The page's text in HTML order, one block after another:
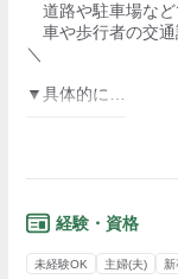
【服装について】
■制服貸与あり
#入社祝い金が12万
#まもなくキレイな
ご応募お待ちして
道路や駐車場など
車や歩行者の交
＼
▼具体的に…
""お足元気をつけて
ちょっとの気遣い
経験・資格
未経験OK 主婦(夫) 新